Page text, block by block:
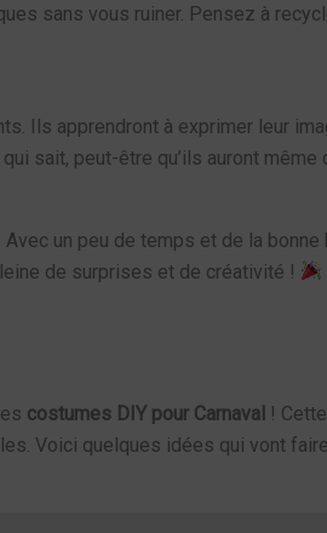
sans vous ruiner. Pensez à
Ils apprendront à exprimer leur
sait, peut-être qu’ils auront
Avec un peu de temps et de la
de surprises et de créativité !
costumes DIY pour Carnaval !
Voici quelques idées qui vont